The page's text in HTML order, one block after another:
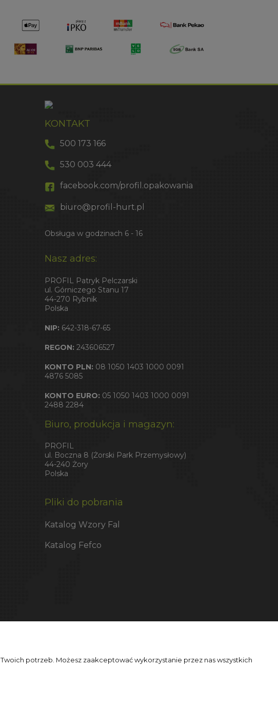
KONTAKT
500 173 166
530 003 444
facebook.com/profil.opakowania
biuro@profil-hurt.pl
Obsługa w godzinach 6 - 16
Nasz adres:
PROFIL Patryk Pelczarski
ul. Górniczego Stanu 17
44-270 Rybnik
Polska
NIP: 642-318-67-65
REGON: 243606527
KONTO PLN: 08 1050 1403 1000 0091
4876 5085
KONTO EURO: 05 1050 1403 1000 0091
2488 2284
Biuro, produkcja i magazyn:
PROFIL
ul. Boczna 8 (Żorski Park Przemysłowy)
44-240 Żory
Polska
Pliki do pobrania
Katalog Wzory Fal
Katalog Fefco
potrzeb. Możesz zaakceptować wykorzystanie przez nas wszystkich